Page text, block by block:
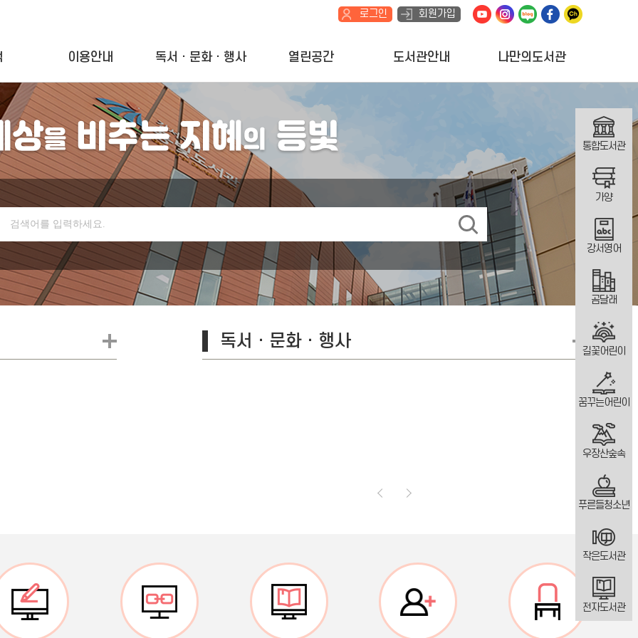
로그인 회원가입
이용안내 독서ㆍ문화ㆍ행사 열린공간 도서관안내 나만의도서관
통합도서관
가양
강서영어
곰달래
길꽃어린이
꿈꾸는어린이
우장산숲속
푸른들청소년
작은도서관
전자도서관
독서ㆍ문화ㆍ행사